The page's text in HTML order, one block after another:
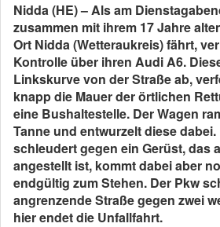
Nidda (HE) – Als am
zusammen mit ihrem 17 Jahre
Ort Nidda (Wetteraukreis) fährt,
Kontrolle über ihren Audi A6.
Linkskurve von der Straße ab,
knapp die Mauer der örtlichen
eine Bushaltestelle. Der Wagen
Tanne und entwurzelt diese
schleudert gegen ein Gerüst, das
angestellt ist, kommt dabei aber
endgültig zum Stehen. Der Pkw
angrenzende Straße gegen zwei
hier endet die Unfallfahrt.